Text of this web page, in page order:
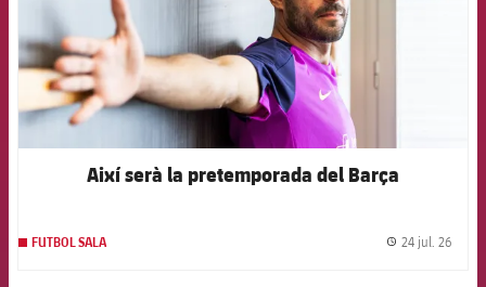
Així serà la pretemporada del Barça
FUTBOL SALA 24 jul. 26